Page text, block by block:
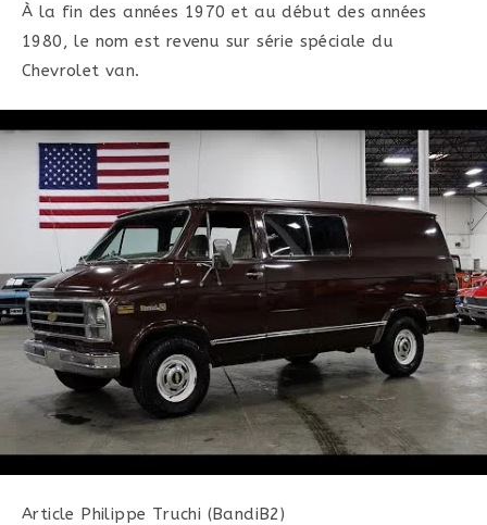
À la fin des années 1970 et au début des années
1980, le nom est revenu sur série spéciale du
Chevrolet van.
Article Philippe Truchi (BandiB2)